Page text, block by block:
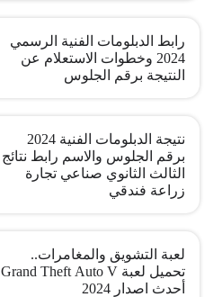
رابط الدبلومات الفنية الرسمي
2024 وخطوات الاستعلام عن
النتيجة برقم الجلوس
نتيجة الدبلومات الفنية 2024
برقم الجلوس والاسم رابط نتائج
الثالث الثانوي صناعي تجارة
زراعة فندقي
لعبة التشويق والمغامرات..
تحميل لعبة Grand Theft Auto V
أحدث اصدار 2024